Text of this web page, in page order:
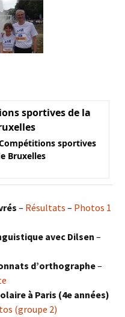
sportives de la
sportives
Bruxelles
– Résultats – Photos 1
avec Dilsen –
d’orthographe–
à Paris (4e années)
(groupe 2)